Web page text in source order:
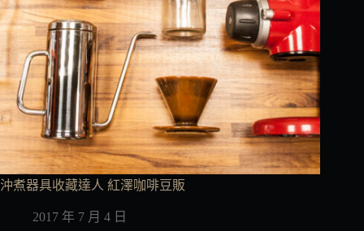
沖煮器具收藏達人 紅澤咖啡豆販
2017 年 7 月 4 日